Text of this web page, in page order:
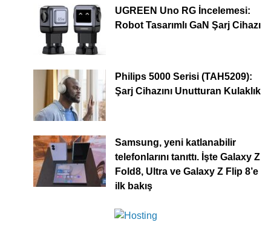
UGREEN Uno RG İncelemesi:
Robot Tasarımlı GaN Şarj Cihazı
Philips 5000 Serisi (TAH5209):
Şarj Cihazını Unutturan Kulaklık
Samsung, yeni katlanabilir
telefonlarını tanıttı. İşte Galaxy Z
Fold8, Ultra ve Galaxy Z Flip 8’e
ilk bakış